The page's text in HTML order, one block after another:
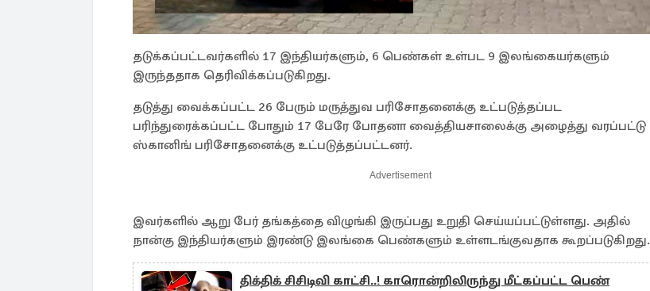
தடுக்கப்பட்டவர்களில் 17 இந்தியர்களும், 6 பெண்கள் உள்பட 9 இலங்கையர்களும்
இருந்ததாக தெரிவிக்கப்படுகிறது.
தடுத்து வைக்கப்பட்ட 26 பேரும் மருத்துவ பரிசோதனைக்கு உட்படுத்தப்பட
பரிந்துரைக்கப்பட்ட போதும் 17 பேரே போதனா வைத்தியசாலைக்கு அழைத்து வரப்பட்டு
ஸ்கானிங் பரிசோதனைக்கு உட்படுத்தப்பட்டனர்.
Advertisement
இவர்களில் ஆறு பேர் தங்கத்தை விழுங்கி இருப்பது உறுதி செய்யப்பட்டுள்ளது. அதில்
நான்கு இந்தியர்களும் இரண்டு இலங்கை பெண்களும் உள்ளடங்குவதாக கூறப்படுகிறது.
திக்திக் சிசிடிவி காட்சி..! காரொன்றிலிருந்து மீட்கப்பட்ட பெண்